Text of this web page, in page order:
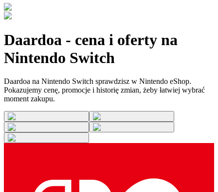
Daardoa - cena i oferty na
Nintendo Switch
Daardoa na Nintendo Switch sprawdzisz w Nintendo eShop.
Pokazujemy cenę, promocje i historię zmian, żeby łatwiej wybrać
moment zakupu.